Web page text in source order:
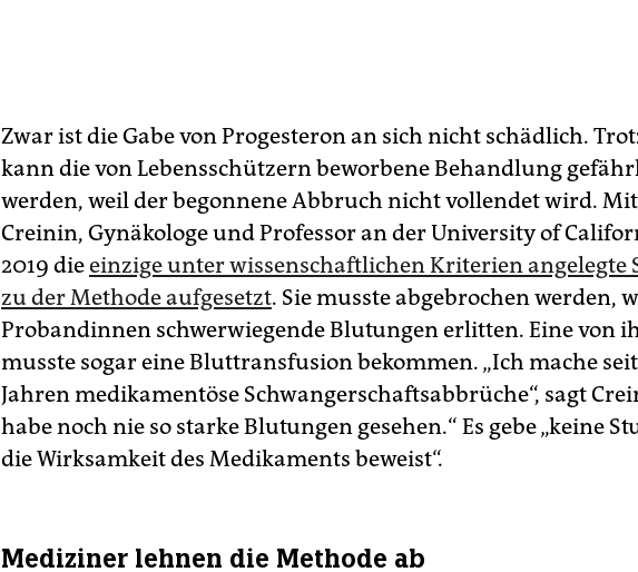
Zwar ist die Gabe von Progesteron an sich nicht schädlich.
kann die von Lebensschützern beworbene Behandlung
werden, weil der begonnene Abbruch nicht vollendet wird.
Creinin, Gynäkologe und Professor an der University of
2019 dieeinzige unter wissenschaftlichen Kriterien angelegte
zu der Methode aufgesetzt. Sie musste abgebrochen werden,
Probandinnen schwerwiegende Blutungen erlitten. Eine von
musste sogar eine Bluttransfusion bekommen. „Ich mache
Jahren medikamentöse Schwangerschaftsabbrüche“, sagt
habe noch nie so starke Blutungen gesehen.“ Es gebe „keine
die Wirksamkeit des Medikaments beweist“.
Mediziner lehnen die Methode ab